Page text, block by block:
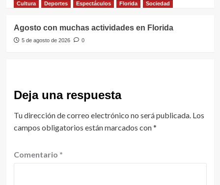
Cultura
Deportes Espectáculos Florida Sociedad
Agosto con muchas actividades en Florida
5 de agosto de 2026 0
Deja una respuesta
Tu dirección de correo electrónico no será publicada. Los
campos obligatorios están marcados con*
Comentario *